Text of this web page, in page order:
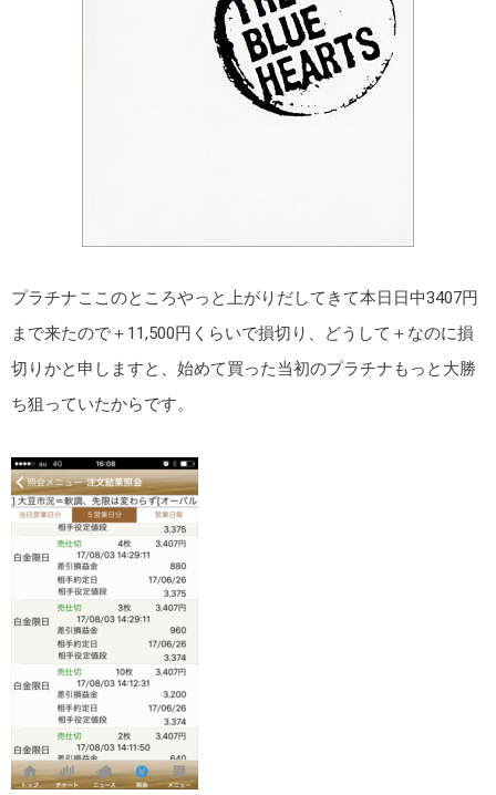
プラチナここのところやっと上がりだしてきて本日日中3407円
まで来たので＋11,500円くらいで損切り、どうして＋なのに損
切りかと申しますと、始めて買った当初のプラチナもっと大勝
ち狙っていたからです。